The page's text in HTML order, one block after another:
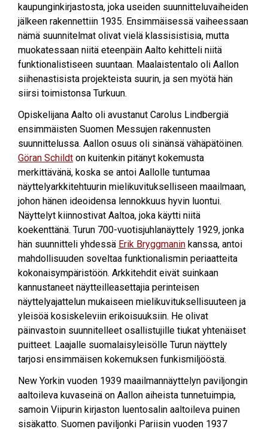
kaupunginkirjastosta, joka useiden suunnitteluvaiheiden
jälkeen rakennettiin 1935. Ensimmäisessä vaiheessaan
nämä suunnitelmat olivat vielä klassisistisia, mutta
muokatessaan niitä eteenpäin Aalto kehitteli niitä
funktionalistiseen suuntaan. Maalaistentalo oli Aallon
siihenastisista projekteista suurin, ja sen myötä hän
siirsi toimistonsa Turkuun.
Opiskelijana Aalto oli avustanut Carolus Lindbergiä
ensimmäisten Suomen Messujen rakennusten
suunnittelussa. Aallon osuus oli sinänsä vähäpätöinen.
Göran Schildt on kuitenkin pitänyt kokemusta
merkittävänä, koska se antoi Aallolle tuntumaa
näyttelyarkkitehtuurin mielikuvitukselliseen maailmaan,
johon hänen ideoidensa lennokkuus hyvin luontui.
Näyttelyt kiinnostivat Aaltoa, joka käytti niitä
koekenttänä. Turun 700-vuotisjuhlanäyttely 1929, jonka
hän suunnitteli yhdessä Erik Bryggmanin kanssa, antoi
mahdollisuuden soveltaa funktionalismin periaatteita
kokonaisympäristöön. Arkkitehdit eivät suinkaan
kannustaneet näytteilleasettajia perinteisen
näyttelyajattelun mukaiseen mielikuvituksellisuuteen ja
yleisöä kosiskeleviin erikoisuuksiin. He olivat
päinvastoin suunnitelleet osallistujille tiukat yhtenäiset
puitteet. Laajalle suomalaisyleisölle Turun näyttely
tarjosi ensimmäisen kokemuksen funkismiljööstä.
New Yorkin vuoden 1939 maailmannäyttelyn paviljongin
aaltoileva kuvaseinä on Aallon aiheista tunnetuimpia,
samoin Viipurin kirjaston luentosalin aaltoileva puinen
sisäkatto. Suomen paviljonki Pariisin vuoden 1937